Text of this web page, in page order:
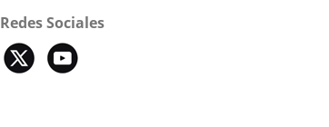
Redes Sociales